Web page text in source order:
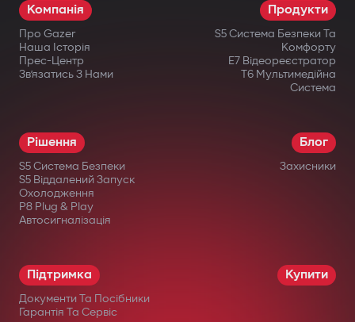
Компанія
Про Gazer
Наша Історія
Прес-Центр
Зв’язатись З Нами
Продукти
S5 Система Безпеки Та
Комфорту
E7 Відеореєстратор
T6 Мультимедійна
Система
Рішення
S5 Система Безпеки
S5 Віддалений Запуск
Охолодження
P8 Plug & Play
Автосигналізація
Блог
Захисники
Підтримка
Документи Та Посібники
Гарантія Та Сервіс
Купити